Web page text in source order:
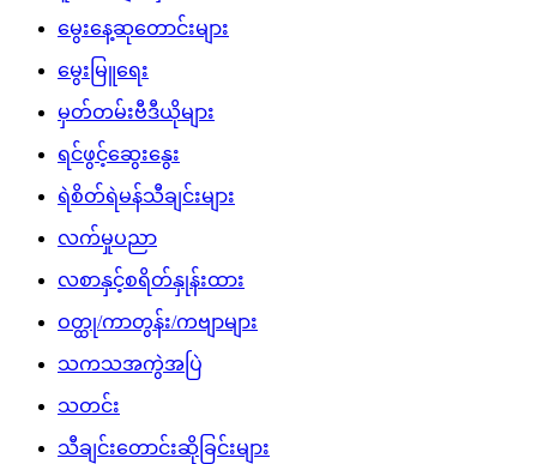
မွေးနေ့ဆုတောင်းများ
မွေးမြူရေး
မှတ်တမ်းဗီဒီယိုများ
ရင်ဖွင့်ဆွေးနွေး
ရဲစိတ်ရဲမန်သီချင်းများ
လက်မှုပညာ
လစာနှင့်စရိတ်နှုန်းထား
ဝတ္ထု/ကာတွန်း/ကဗျာများ
သကသအကွဲအပြဲ
သတင်း
သီချင်းတောင်းဆိုခြင်းများ